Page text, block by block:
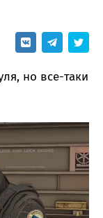
но все-таки